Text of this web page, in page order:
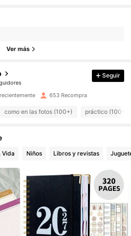
Ver más
Hace 1 día
Seguir
653 Recompra
como en las fotos (100+) práctico (100+)
Vida Niños Libros y revistas